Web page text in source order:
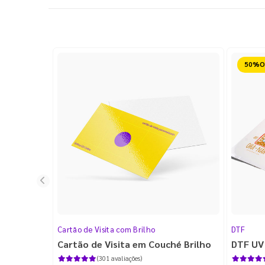
Cartão de Visita com Brilho
Cartão de Visita em Couché Brilho
(301 avaliações)
DTF
DTF UV